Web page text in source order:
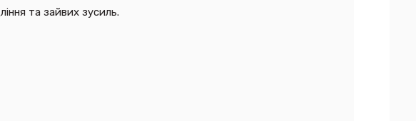
та зайвих зусиль.